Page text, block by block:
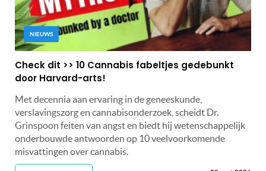
NIEUWS
Check dit >> 10 Cannabis fabeltjes gedebunkt
door Harvard-arts!
Met decennia aan ervaring in de geneeskunde,
verslavingszorg en cannabisonderzoek, scheidt Dr.
Grinspoon feiten van angst en biedt hij wetenschappelijk
onderbouwde antwoorden op 10 veelvoorkomende
misvattingen over cannabis.